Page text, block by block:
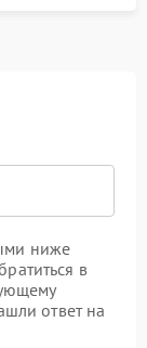
ниже
в
ответ на